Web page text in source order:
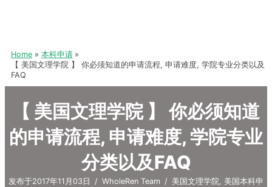
Home
本科申请
【 美国文理学院 】 你必须知道的申请流程, 申请难度, 学院专业分类以及
FAQ
【 美国文理学院 】 你必须知道
的申请流程, 申请难度, 学院专业
分类以及FAQ
发布于2017年11月03日 / WholeRen Team / 美国文理学院, 美国本科申